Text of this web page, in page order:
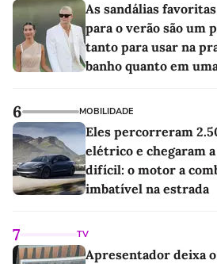
As sandálias
para o verão são um
tanto para usar na
banho quanto em
6 MOBILIDADE
Eles percorreram
elétrico e chegaram
difícil: o motor a
imbatível na estrada
7 TV
Apresentador deixa o